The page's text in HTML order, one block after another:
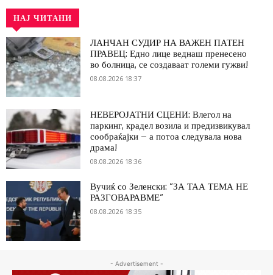
НАЈ ЧИТАНИ
ЛАНЧАН СУДИР НА ВАЖЕН ПАТЕН
ПРАВЕЦ: Едно лице веднаш пренесено
во болница, се создаваат големи гужви!
08.08.2026 18:37
НЕВЕРОЈАТНИ СЦЕНИ: Влегол на
паркинг, крадел возила и предизвикувал
сообраќајки – а потоа следувала нова
драма!
08.08.2026 18:36
Вучиќ со Зеленски: “ЗА ТАА ТЕМА НЕ
РАЗГОВАРАВМЕ“
08.08.2026 18:35
- Advertisement -